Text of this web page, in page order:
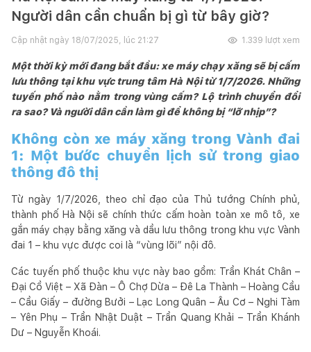
Người dân cần chuẩn bị gì từ bây giờ?
Cập nhật ngày 18/07/2025, lúc 21:27 1.339 lượt xem
Một thời kỳ mới đang bắt đầu: xe máy chạy xăng sẽ bị cấm
lưu thông tại khu vực trung tâm Hà Nội từ 1/7/2026. Những
tuyến phố nào nằm trong vùng cấm? Lộ trình chuyển đổi
ra sao? Và người dân cần làm gì để không bị “lỡ nhịp”?
Không còn xe máy xăng trong Vành đai
1: Một bước chuyển lịch sử trong giao
thông đô thị
Từ ngày 1/7/2026, theo chỉ đạo của Thủ tướng Chính phủ,
thành phố Hà Nội sẽ chính thức cấm hoàn toàn xe mô tô, xe
gắn máy chạy bằng xăng và dầu lưu thông trong khu vực Vành
đai 1 – khu vực được coi là “vùng lõi” nội đô.
Các tuyến phố thuộc khu vực này bao gồm: Trần Khát Chân –
Đại Cồ Việt – Xã Đàn – Ô Chợ Dừa – Đê La Thành – Hoàng Cầu
– Cầu Giấy – đường Bưởi – Lạc Long Quân – Âu Cơ – Nghi Tàm
– Yên Phụ – Trần Nhật Duật – Trần Quang Khải – Trần Khánh
Dư – Nguyễn Khoái.